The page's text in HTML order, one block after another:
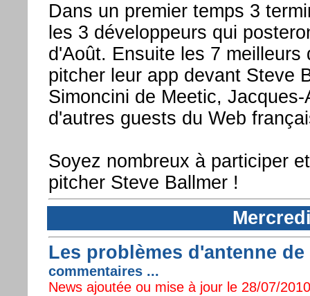
Dans un premier temps 3
les 3 développeurs qui
d'Août. Ensuite les 7
pitcher leur app devant Steve
Simoncini de Meetic,
d'autres guests du Web
Soyez nombreux à participer
pitcher Steve Ballmer !
Les problèmes d'antenne
commentaires ...
News ajoutée ou mise à jour le 28/07/